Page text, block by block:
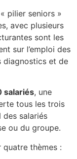
pilier seniors »
avec plusieurs
sont les
sur l’emploi des
diagnostics et de
salariés, une
tous les trois
des salariés
ou du groupe.
thèmes :